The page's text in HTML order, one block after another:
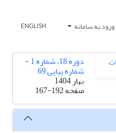
ورود به سامانه ENGLISH
دوره 18، شماره 1 -
شماره پیاپی 69
بهار 1404
صفحه167-192